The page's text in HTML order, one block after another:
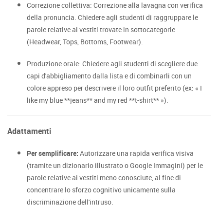
Correzione collettiva: Correzione alla lavagna con verifica
della pronuncia. Chiedere agli studenti di raggruppare le
parole relative ai vestiti trovate in sottocategorie
(Headwear, Tops, Bottoms, Footwear).
Produzione orale: Chiedere agli studenti di scegliere due
capi d'abbigliamento dalla lista e di combinarli con un
colore appreso per descrivere il loro outfit preferito (ex: « I
like my blue **jeans** and my red **t-shirt** »).
Adattamenti
Per semplificare: Autorizzare una rapida verifica visiva
(tramite un dizionario illustrato o Google Immagini) per le
parole relative ai vestiti meno conosciute, al fine di
concentrare lo sforzo cognitivo unicamente sulla
discriminazione dell'intruso.